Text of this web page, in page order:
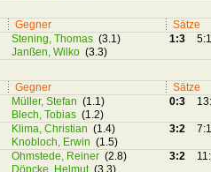
Gegner Sätze
Stening, Thomas (3.1)
Janßen, Wilko (3.3)
1:3
Gegner Sätze
Müller, Stefan (1.1)
Blech, Tobias (1.2)
0:3
Klima, Christian (1.4)
Knobloch, Erwin (1.5)
3:2
Ohmstede, Reiner (2.8)
Döpcke, Helmut (3.3)
3:2